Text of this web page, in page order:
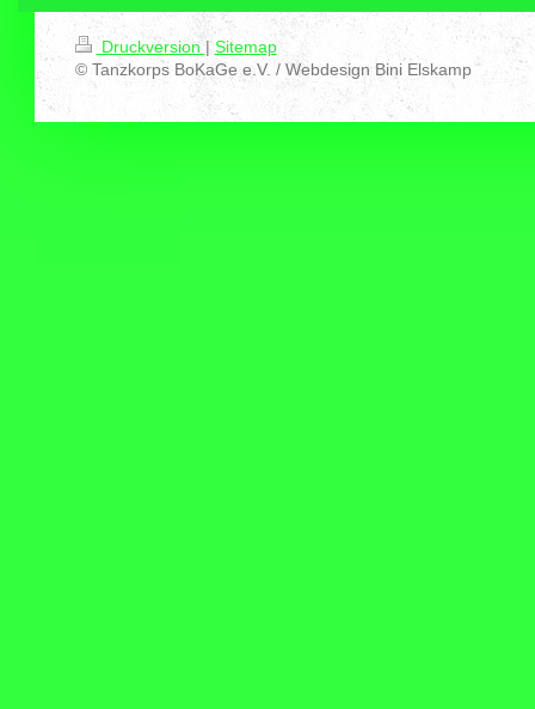
Druckversion | Sitemap
© Tanzkorps BoKaGe e.V. / Webdesign Bini Elskamp